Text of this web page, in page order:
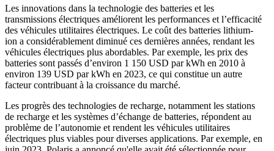
Les innovations dans la technologie des batteries et les
transmissions électriques améliorent les performances et l’efficacité
des véhicules utilitaires électriques. Le coût des batteries lithium-
ion a considérablement diminué ces dernières années, rendant les
véhicules électriques plus abordables. Par exemple, les prix des
batteries sont passés d’environ 1 150 USD par kWh en 2010 à
environ 139 USD par kWh en 2023, ce qui constitue un autre
facteur contribuant à la croissance du marché.
Les progrès des technologies de recharge, notamment les stations
de recharge et les systèmes d’échange de batteries, répondent au
problème de l’autonomie et rendent les véhicules utilitaires
électriques plus viables pour diverses applications. Par exemple, en